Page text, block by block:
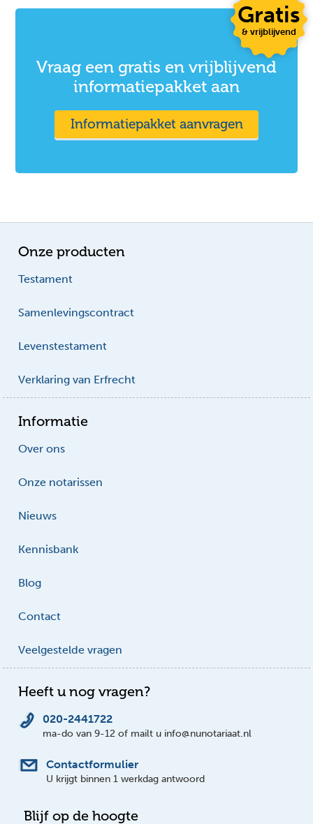
Vraag een gratis en vrijblijvend
informatiepakket aan
Informatiepakket aanvragen
Gratis
& vrijblijvend
Onze producten
Testament
Samenlevingscontract
Levenstestament
Verklaring van Erfrecht
Informatie
Over ons
Onze notarissen
Nieuws
Kennisbank
Blog
Contact
Veelgestelde vragen
Heeft u nog vragen?
020-2441722
ma-do van 9-12 of mailt u info@nunotariaat.nl
Contactformulier
U krijgt binnen 1 werkdag antwoord
Blijf op de hoogte